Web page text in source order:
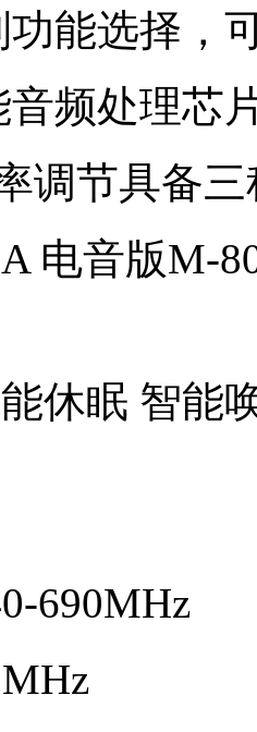
能选择，
频处理芯
调节具备
电音版M-
休眠 智能
690MHz